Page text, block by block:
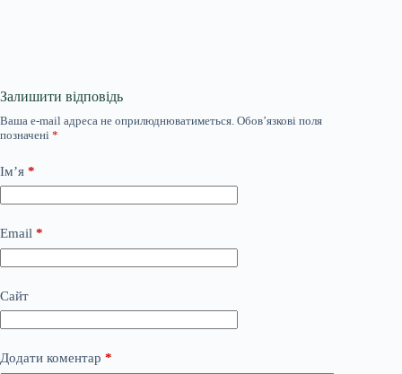
Залишити відповідь
Ваша e-mail адреса не оприлюднюватиметься. Обов’язкові поля
позначені *
Ім’я *
Email *
Сайт
Додати коментар *